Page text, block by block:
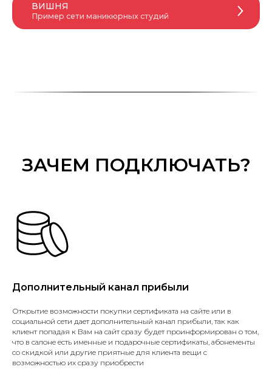
ВИШНЯ
Пример сети маникюрных студий
ЗАЧЕМ ПОДКЛЮЧАТЬ?
Дополнительный канал прибыли
Открытие возможности покупки сертификата на сайте или в
социальной сети дает дополнительный канал прибыли, так как
клиент попадая к Вам на сайт сразу будет проинформирован о том,
что в салоне есть именные и подарочные сертификаты, абонементы
со скидкой или другие приятные для клиента вещи с
возможностью их сразу приобрести